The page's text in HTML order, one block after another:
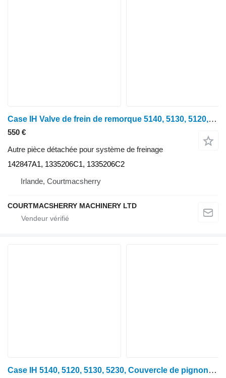
Case IH Valve de frein de remorque 5140, 5130, 5120, 5150 : 142847a1, 1335206c1, 1 142847A1 pour tracteur à roues 5140
550 €
Autre pièce détachée pour système de freinage
142847A1, 1335206C1, 1335206C2
Irlande, Courtmacsherry
COURTMACSHERRY MACHINERY LTD
Case IH 5140, 5120, 5130, 5230, Couvercle de pignon de distribution moteur J903794, J28707 pour tracteur à roues Case IH 5140